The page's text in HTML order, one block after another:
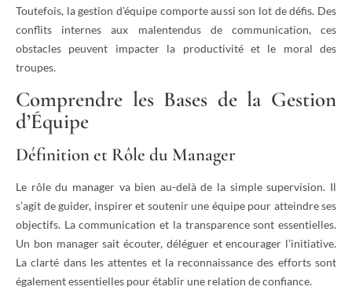
Toutefois, la gestion d’équipe comporte aussi son lot de défis. Des
conflits internes aux malentendus de communication, ces
obstacles peuvent impacter la productivité et le moral des
troupes.
Comprendre les Bases de la Gestion
d’Équipe
Définition et Rôle du Manager
Le rôle du manager va bien au-delà de la simple supervision. Il
s’agit de guider, inspirer et soutenir une équipe pour atteindre ses
objectifs. La communication et la transparence sont essentielles.
Un bon manager sait écouter, déléguer et encourager l’initiative.
La clarté dans les attentes et la reconnaissance des efforts sont
également essentielles pour établir une relation de confiance.